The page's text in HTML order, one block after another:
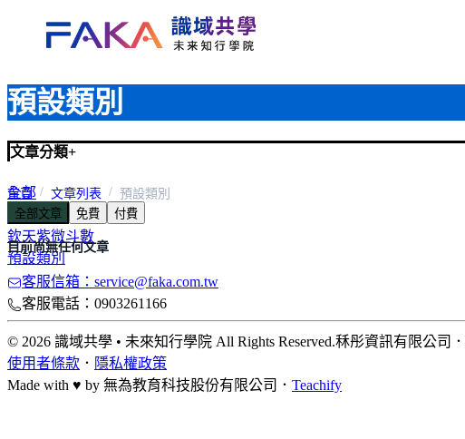
預設類別
文章分類+
全部
從星開始
欽天紫微斗數
預設類別
首頁 文章列表
預設類別
全部文章
免費 付費
目前尚無任何文章
客服信箱：service@faka.com.tw
客服電話：0903261166
© 2026 識域共學 • 未來知行學院 All Rights Reserved.秝彤資訊有限公司 ．
使用者條款 ． 隱私權政策
Made with ♥ by 無為教育科技股份有限公司． Teachify